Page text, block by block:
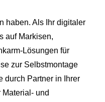
haben. Als Ihr digitaler
auf Markisen,
Lösungen für
zur Selbstmontage
durch Partner in Ihrer
und